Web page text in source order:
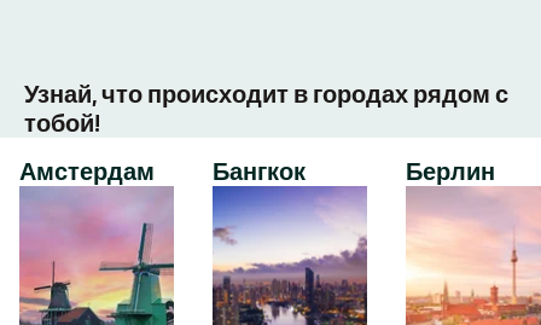
Узнай, что происходит в городах рядом с
тобой!
Амстердам
Бангкок Берлин